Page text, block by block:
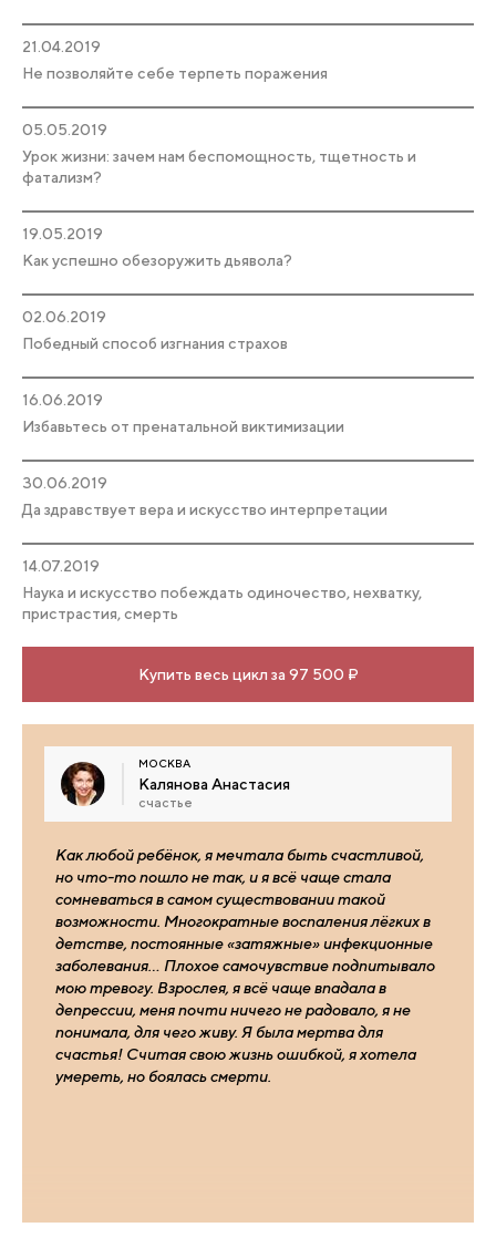
21.04.2019
Не позволяйте себе терпеть поражения
05.05.2019
Урок жизни: зачем нам беспомощность, тщетность и
фатализм?
19.05.2019
Как успешно обезоружить дьявола?
02.06.2019
Победный способ изгнания страхов
16.06.2019
Избавьтесь от пренатальной виктимизации
30.06.2019
Да здравствует вера и искусство интерпретации
14.07.2019
Наука и искусство побеждать одиночество, нехватку,
пристрастия, смерть
Купить весь цикл за 97 500 ₽
МОСКВА
Калянова Анастасия
счастье
Как любой ребёнок, я мечтала быть счастливой,
но что-то пошло не так, и я всё чаще стала
сомневаться в самом существовании такой
возможности. Многократные воспаления лёгких в
детстве, постоянные «затяжные» инфекционные
заболевания… Плохое самочувствие подпитывало
мою тревогу. Взрослея, я всё чаще впадала в
депрессии, меня почти ничего не радовало, я не
понимала, для чего живу. Я была мертва для
счастья! Считая свою жизнь ошибкой, я хотела
умереть, но боялась смерти.